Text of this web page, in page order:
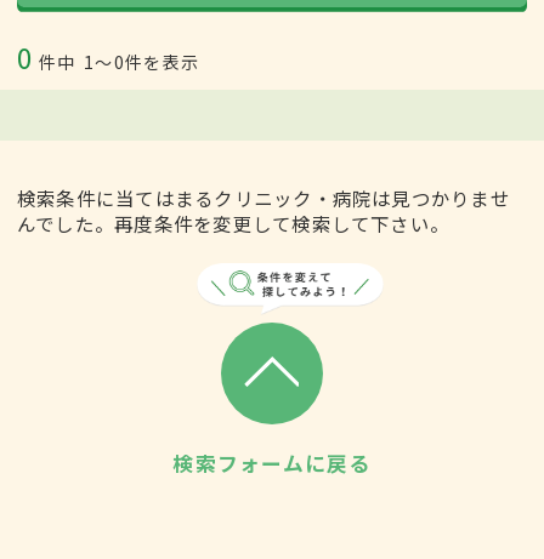
0 件中 1〜0件を表示
検索条件に当てはまるクリニック・病院は見つかりませ
んでした。再度条件を変更して検索して下さい。
検索フォームに戻る